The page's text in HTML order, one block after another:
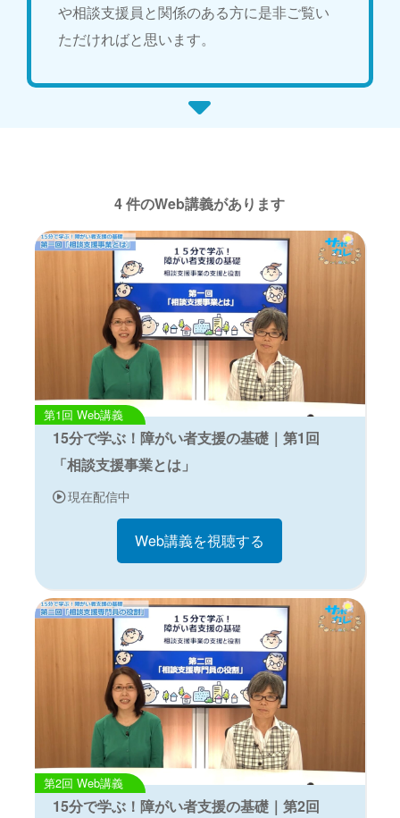
や相談支援員と関係のある方に是非ご覧い
ただければと思います。
4 件のWeb講義があります
Web講義
15分で学ぶ！障がい者支援の基礎｜第1回
「相談支援事業とは」
現在配信中
Web講義を視聴する
Web講義
15分で学ぶ！障がい者支援の基礎｜第2回